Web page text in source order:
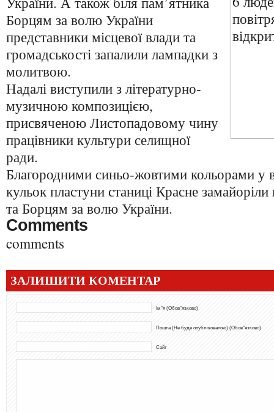
Борцям за волю України
представники місцевої влади та
громадськості запалили лампадки з
молитвою.
Надалі виступили з літературно-
музичною композицією,
присвяченою Листопадовому чину
працівники культури селищної
ради.
Благородними синьо-жовтими кольорами у
кульок пластуни станиці Красне
та Борцям за волю України.
Comments
comments
ЗАЛИШИТИ КОМЕНТАР
Ім"я (Обов"язково)
Пошта (Не буде опублікованою) (Обов"язково)
Сайт